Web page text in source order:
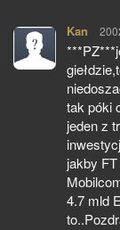
Kan
tak póki
jeden z
jakby
4.7 mld